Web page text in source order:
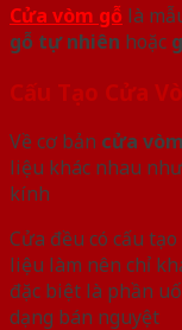
Cửa vòm gỗ là
gỗ tự nhiên hoặc
Cấu Tạo Cửa
Về cơ bản cửa vòm
liệu khác nhau
kính
Cửa đều có cấu
liệu làm nên chỉ
đặc biệt là phần
dạng bán nguyệt